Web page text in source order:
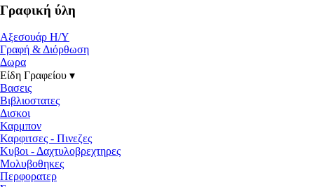
Γραφική ύλη
Αξεσουάρ Η/Υ
Γραφή & Διόρθωση
Δωρα
Είδη Γραφείου ▾
Βασεις
Βιβλιοστατες
Δισκοι
Καρμπον
Καρφιτσες - Πινεζες
Κυβοι - Δαχτυλοβρεχτηρες
Μολυβοθηκες
Περφορατερ